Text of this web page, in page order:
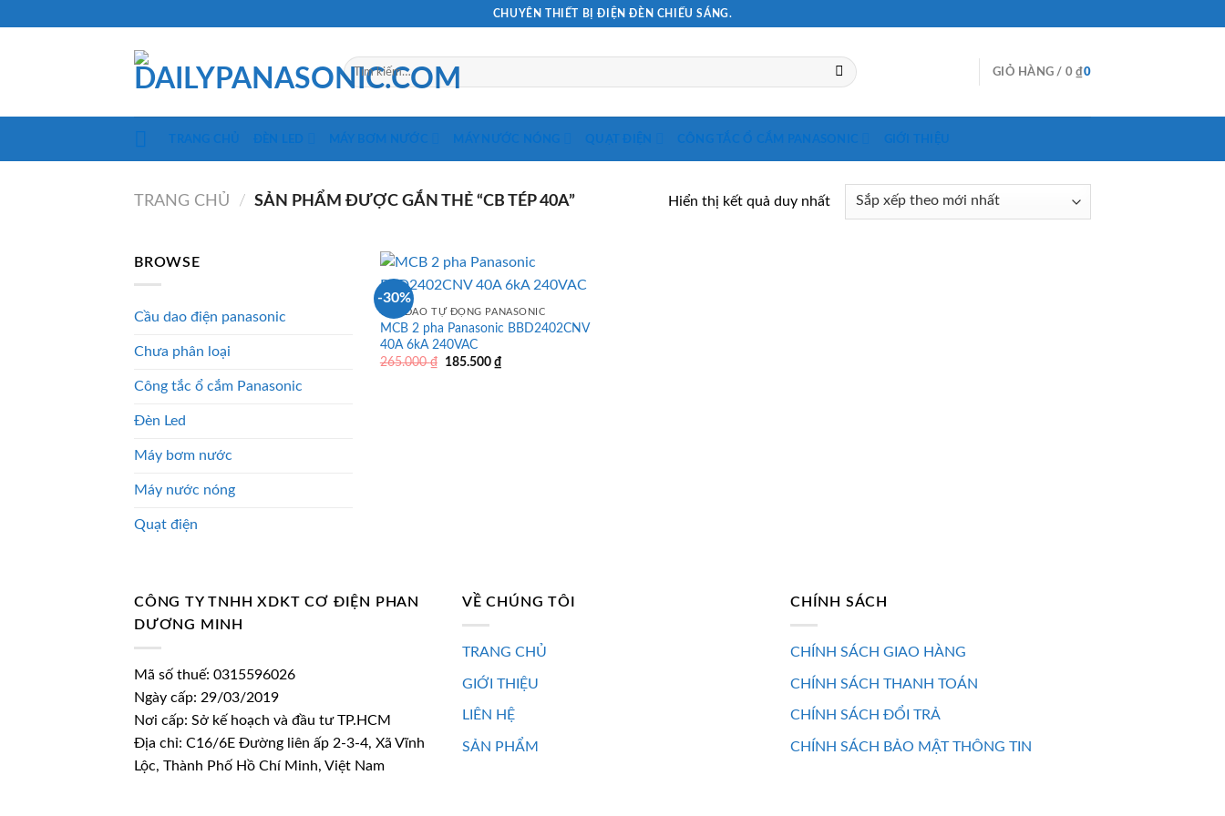
CHUYÊN THIẾT BỊ ĐIỆN ĐÈN CHIẾU SÁNG.
Tìm
kiếm:
GIỎ HÀNG / 0₫0
TRANG CHỦ ĐÈN LED MÁY BƠM NƯỚC MÁY NƯỚC NÓNG QUẠT ĐIỆN CÔNG TẮC Ổ CẮM PANASONIC GIỚI THIỆU
TRANG CHỦ / SẢN PHẨM ĐƯỢC GẮN THẺ “CB TÉP 40A” Hiển thị kết quả duy nhất
BROWSE
Cầu dao điện panasonic
Chưa phân loại
Công tắc ổ cắm Panasonic
Đèn Led
Máy bơm nước
Máy nước nóng
Quạt điện
-30%
CẦU DAO TỰ ĐỘNG PANASONIC
MCB 2 pha Panasonic BBD2402CNV
40A 6kA 240VAC
265.000₫
Giá
185.500₫
CÔNG TY TNHH XDKT CƠ ĐIỆN PHAN
DƯƠNG MINH
Mã số thuế: 0315596026
Ngày cấp: 29/03/2019
Nơi cấp: Sở kế hoạch và đầu tư TP.HCM
Địa chỉ: C16/6E Đường liên ấp 2-3-4, Xã Vĩnh
Lộc, Thành Phố Hồ Chí Minh, Việt Nam
VỀ CHÚNG TÔI
TRANG CHỦ
GIỚI THIỆU
LIÊN HỆ
SẢN PHẨM
CHÍNH SÁCH
CHÍNH SÁCH GIAO HÀNG
CHÍNH SÁCH THANH TOÁN
CHÍNH SÁCH ĐỔI TRẢ
CHÍNH SÁCH BẢO MẬT THÔNG TIN